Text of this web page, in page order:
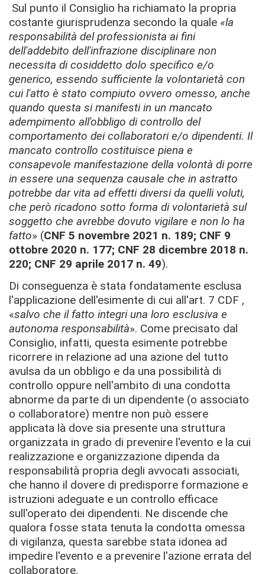
Sul punto il Consiglio ha richiamato la propria
costante giurisprudenza secondo la quale «la
responsabilità del professionista ai fini
dell'addebito dell'infrazione disciplinare non
necessita di cosiddetto dolo specifico e/o
generico, essendo sufficiente la volontarietà con
cui l'atto è stato compiuto ovvero omesso, anche
quando questa si manifesti in un mancato
adempimento all'obbligo di controllo del
comportamento dei collaboratori e/o dipendenti. Il
mancato controllo costituisce piena e
consapevole manifestazione della volontà di porre
in essere una sequenza causale che in astratto
potrebbe dar vita ad effetti diversi da quelli voluti,
che però ricadono sotto forma di volontarietà sul
soggetto che avrebbe dovuto vigilare e non lo ha
fatto» (CNF 5 novembre 2021 n. 189; CNF 9
ottobre 2020 n. 177; CNF 28 dicembre 2018 n.
220; CNF 29 aprile 2017 n. 49).
Di conseguenza è stata fondatamente esclusa
l'applicazione dell'esimente di cui all'art. 7 CDF ,
«salvo che il fatto integri una loro esclusiva e
autonoma responsabilità». Come precisato dal
Consiglio, infatti, questa esimente potrebbe
ricorrere in relazione ad una azione del tutto
avulsa da un obbligo e da una possibilità di
controllo oppure nell'ambito di una condotta
abnorme da parte di un dipendente (o associato
o collaboratore) mentre non può essere
applicata là dove sia presente una struttura
organizzata in grado di prevenire l'evento e la cui
realizzazione e organizzazione dipenda da
responsabilità propria degli avvocati associati,
che hanno il dovere di predisporre formazione e
istruzioni adeguate e un controllo efficace
sull'operato dei dipendenti. Ne discende che
qualora fosse stata tenuta la condotta omessa
di vigilanza, questa sarebbe stata idonea ad
impedire l'evento e a prevenire l'azione errata del
collaboratore.